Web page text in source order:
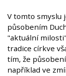
V tomto smyslu
působením
"aktuální
tradice církve
tím, že
například ve